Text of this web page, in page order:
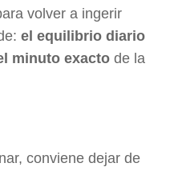
volver a ingerir
el equilibrio diario
minuto exacto de la
conviene dejar de